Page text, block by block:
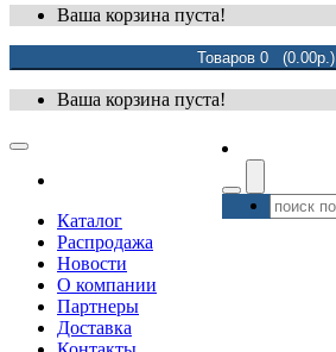
Ваша корзина пуста!
Товаров 0 (0.00р.)
Ваша корзина пуста!
Каталог
Распродажа
Новости
О компании
Партнеры
Доставка